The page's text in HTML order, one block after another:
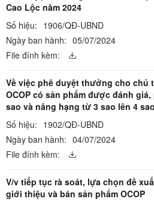
Cao Lộc năm 2024
Số hiệu: 1906/QĐ-UBND
Ngày ban hành: 05/07/2024
File đính kèm:
Về việc phê duyệt thưởng cho chủ
OCOP có sản phẩm được đánh
sao và nâng hạng từ 3 sao lên 4 sao
Số hiệu: 1902/QĐ-UBND
Ngày ban hành: 04/07/2024
File đính kèm:
V/v tiếp tục rà soát, lựa chọn đề
giới thiệu và bán sản phẩm OCOP